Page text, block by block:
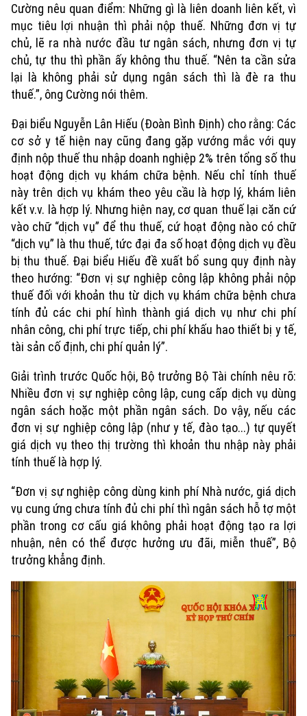
Chuyên mục
Thời sự
Hà Nội
Chính trị
An ninh trật tự
Công nghệ
Hà Nội
Nhịp sống Hà Nội
Khoảnh khắc Hà Nội
Ẩm thực
Thế giới
Tin tức
Quân sự
Hồ sơ
Người Việt 4 phương
Kinh tế
Tin tức
Cafe sáng
Doanh nghiệp
Nhà đất
Tin tức
Căn hộ
Đất đai
Tàu và Xe
Ô tô
Tàu
Xe máy
Thị trường
Giáo dục
Tin tức
Tuyển sinh
Văn hóa
Tin tức
Di tích
Y tế
Dinh dưỡng
Thể thao
Bóng đá
Quần vợt
Golf
Giải trí
Tin tức
Đã phát sóng
Cường nêu quan điểm: Những gì là liên doanh liên kết, vì
mục tiêu lợi nhuận thì phải nộp thuế. Những đơn vị tự
chủ, lẽ ra nhà nước đầu tư ngân sách, nhưng đơn vị tự
chủ, tự thu thì phần ấy không thu thuế. “Nên ta cần sửa
lại là không phải sử dụng ngân sách thì là đè ra thu
thuế.”, ông Cường nói thêm.
Đại biểu Nguyễn Lân Hiếu (Đoàn Bình Định) cho rằng: Các
cơ sở y tế hiện nay cũng đang gặp vướng mắc với quy
định nộp thuế thu nhập doanh nghiệp 2% trên tổng số thu
hoạt động dịch vụ khám chữa bệnh. Nếu chỉ tính thuế
này trên dịch vụ khám theo yêu cầu là hợp lý, khám liên
kết v.v. là hợp lý. Nhưng hiện nay, cơ quan thuế lại căn cứ
vào chữ “dịch vụ” để thu thuế, cứ hoạt động nào có chữ
“dịch vụ” là thu thuế, tức đại đa số hoạt động dịch vụ đều
bị thu thuế. Đại biểu Hiếu đề xuất bổ sung quy định này
theo hướng: “Đơn vị sự nghiệp công lập không phải nộp
thuế đối với khoản thu từ dịch vụ khám chữa bệnh chưa
tính đủ các chi phí hình thành giá dịch vụ như chi phí
nhân công, chi phí trực tiếp, chi phí khấu hao thiết bị y tế,
tài sản cố định, chi phí quản lý”.
Giải trình trước Quốc hội, Bộ trưởng Bộ Tài chính nêu rõ:
Nhiều đơn vị sự nghiệp công lập, cung cấp dịch vụ dùng
ngân sách hoặc một phần ngân sách. Do vậy, nếu các
đơn vị sự nghiệp công lập (như y tế, đào tạo...) tự quyết
giá dịch vụ theo thị trường thì khoản thu nhập này phải
tính thuế là hợp lý.
“Đơn vị sự nghiệp công dùng kinh phí Nhà nước, giá dịch
vụ cung ứng chưa tính đủ chi phí thì ngân sách hỗ tợ một
phần trong cơ cấu giá không phải hoạt động tạo ra lợi
nhuận, nên có thể được hưởng ưu đãi, miễn thuế”, Bộ
trưởng khẳng định.